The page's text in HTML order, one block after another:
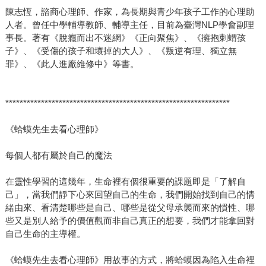
陳志恆，諮商心理師、作家，為長期與青少年孩子工作的心理助
人者。曾任中學輔導教師、輔導主任，目前為臺灣NLP學會副理
事長。著有《脫癮而出不迷網》《正向聚焦》、《擁抱刺蝟孩
子》、《受傷的孩子和壞掉的大人》、《叛逆有理、獨立無
罪》、《此人進廠維修中》等書。
***************************************************************
《蛤蟆先生去看心理師》
每個人都有屬於自己的魔法
在靈性學習的這幾年，生命裡有個很重要的課題即是「了解自
己」，當我們靜下心來回望自己的生命，我們開始找到自己的情
緒由來、看清楚哪些是自己、哪些是從父母承襲而來的慣性、哪
些又是別人給予的價值觀而非自己真正的想要，我們才能拿回對
自己生命的主導權。
《蛤蟆先生去看心理師》用故事的方式，將蛤蟆因為陷入生命裡